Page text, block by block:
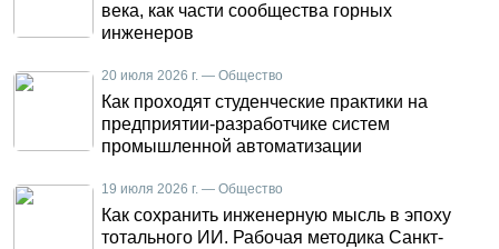
века, как части сообщества горных
инженеров
20 июля 2026 г. — Общество
Как проходят студенческие практики на
предприятии-разработчике систем
промышленной автоматизации
19 июля 2026 г. — Общество
Как сохранить инженерную мысль в эпоху
тотального ИИ. Рабочая методика Санкт-